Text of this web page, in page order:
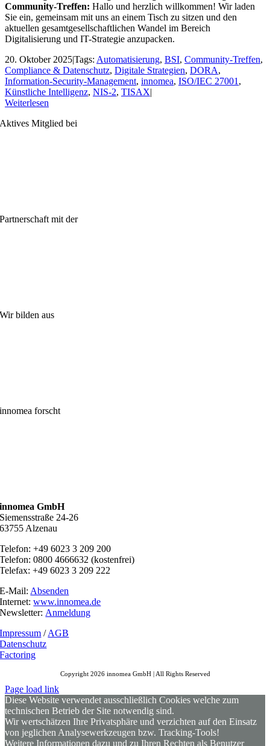
Community-Treffen: Hallo und herzlich willkommen! Wir laden
Sie ein, gemeinsam mit uns an einem Tisch zu sitzen und den
aktuellen gesamtgesellschaftlichen Wandel im Bereich
Digitalisierung und IT-Strategie anzupacken.
20. Oktober 2025|Tags: Automatisierung, BSI, Community-Treffen,
Compliance & Datenschutz, Digitale Strategien, DORA,
Information-Security-Management, innomea, ISO/IEC 27001 ,
Künstliche Intelligenz, NIS-2, TISAX|
Weiterlesen
Aktives Mitglied bei
Partnerschaft mit der
Wir bilden aus
innomea forscht
innomea GmbH
Siemensstraße 24-26
63755 Alzenau
Telefon: +49 6023 3 209 200
Telefon: 0800 4666632 (kostenfrei)
Telefax: +49 6023 3 209 222
E-Mail: Absenden
Internet:www.innomea.de
Newsletter: Anmeldung
Impressum /AGB
Datenschutz
Factoring
Copyright 2026 innomea GmbH | All Rights Reserved
Page load link
Diese Website verwendet ausschließlich Cookies welche zum
technischen Betrieb der Site notwendig sind.
Wir wertschätzen Ihre Privatsphäre und verzichten auf den Einsatz
von jeglichen Analysewerkzeugen bzw. Tracking-Tools!
Weitere Informationen dazu und zu Ihren Rechten als Benutzer